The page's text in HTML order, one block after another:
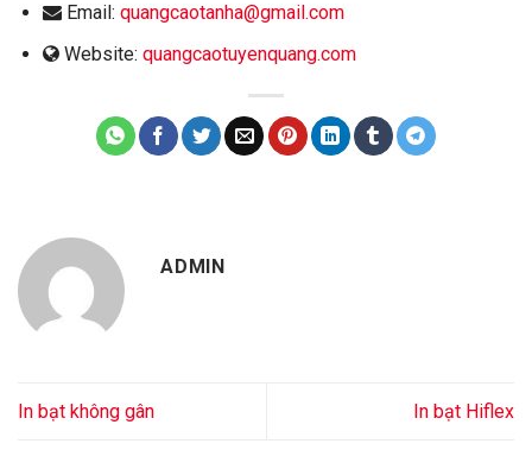
Email: quangcaotanha@gmail.com
Website: quangcaotuyenquang.com
ADMIN
In bạt không gân In bạt Hiflex